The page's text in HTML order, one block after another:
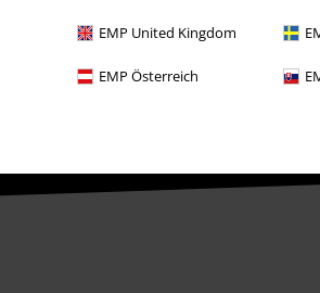
EMP United Kingdom
EMP Österreich